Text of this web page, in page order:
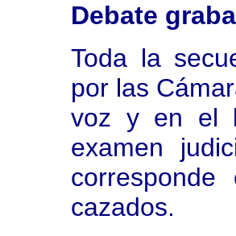
Debate
Toda la
por las
voz y en el
examen
cazados.